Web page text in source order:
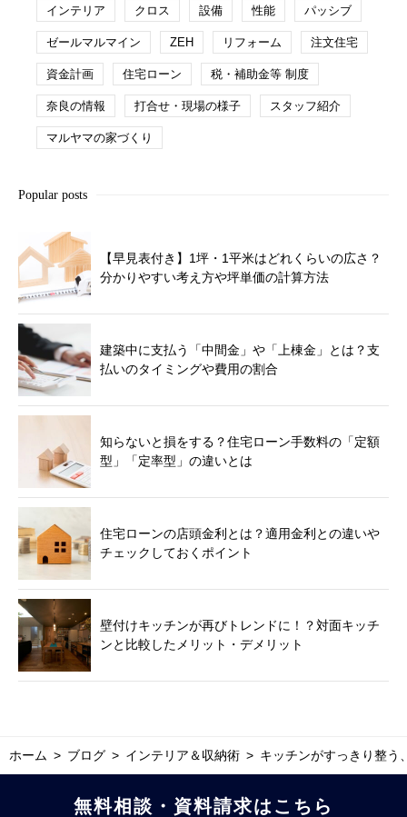
インテリア クロス 設備 性能 パッシブ
ゼールマルマイン ZEH リフォーム 注文住宅
資金計画 住宅ローン 税・補助金等 制度
奈良の情報 打合せ・現場の様子 スタッフ紹介
マルヤマの家づくり
Popular posts
【早見表付き】1坪・1平米はどれくらいの広さ？
分かりやすい考え方や坪単価の計算方法
建築中に支払う「中間金」や「上棟金」とは？支
払いのタイミングや費用の割合
知らないと損をする？住宅ローン手数料の「定額
型」「定率型」の違いとは
住宅ローンの店頭金利とは？適用金利との違いや
チェックしておくポイント
壁付けキッチンが再びトレンドに！？対面キッチ
ンと比較したメリット・デメリット
ホーム ブログ インテリア＆収納術 キッチンがすっきり整う
無料相談・資料請求はこちら